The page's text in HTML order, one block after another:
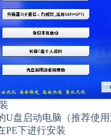
启动电脑（推荐使用
PE下进行安装